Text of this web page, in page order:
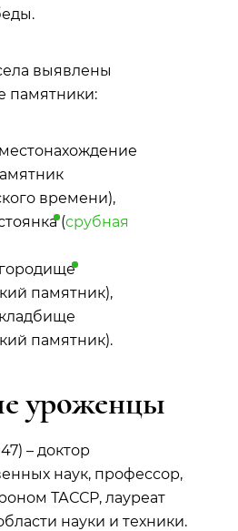
выявлены
памятники:
времени),
(срубная
городище
памятник),
памятник).
уроженцы
– доктор
наук, профессор,
ТАССР, лауреат
науки и техники.